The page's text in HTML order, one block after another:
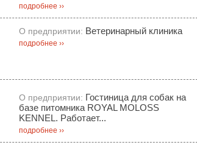
подробнее ››
О предприятии: Ветеринарный клиника
подробнее ››
О предприятии: Гостиница для собак на
базе питомника ROYAL MOLOSS
KENNEL. Работает...
подробнее ››